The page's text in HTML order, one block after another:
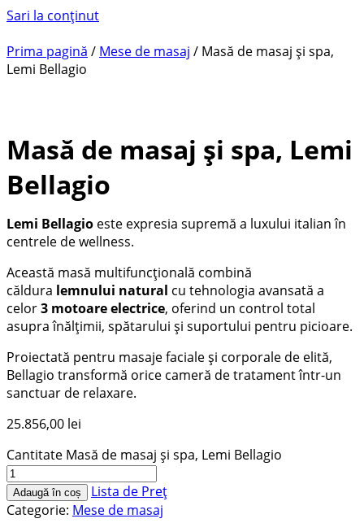
Sari la conținut
Prima pagină / Mese de masaj / Masă de masaj și spa,
Lemi Bellagio
Masă de masaj și spa, Lemi
Bellagio
Lemi Bellagio este expresia supremă a luxului italian în
centrele de wellness.
Această masă multifuncțională combină
căldura lemnului natural cu tehnologia avansată a
celor3 motoare electrice, oferind un control total
asupra înălțimii, spătarului și suportului pentru picioare.
Proiectată pentru masaje faciale și corporale de elită,
Bellagio transformă orice cameră de tratament într-un
sanctuar de relaxare.
25.856,00 lei
Cantitate Masă de masaj și spa, Lemi Bellagio
Adaugă în coș
Lista de Preț
Categorie: Mese de masaj